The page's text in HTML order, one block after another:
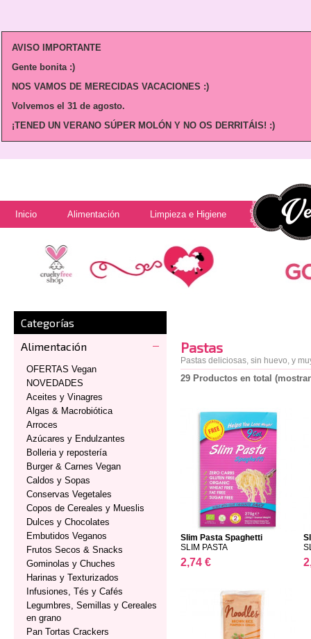
AVISO IMPORTANTE
Gente bonita :)
NOS VAMOS DE MERECIDAS VACACIONES :)
Volvemos el 31 de agosto.
¡TENED UN VERANO SÚPER MOLÓN Y NO OS DERRITÁIS! :)
Inicio Alimentación Limpieza e Higiene
Categorías
Alimentación
OFERTAS Vegan
NOVEDADES
Aceites y Vinagres
Algas & Macrobiótica
Arroces
Azúcares y Endulzantes
Bolleria y repostería
Burger & Carnes Vegan
Caldos y Sopas
Conservas Vegetales
Copos de Cereales y Mueslis
Dulces y Chocolates
Embutidos Veganos
Frutos Secos & Snacks
Gominolas y Chuches
Harinas y Texturizados
Infusiones, Tés y Cafés
Legumbres, Semillas y Cereales
en grano
Pan Tortas Crackers
Pastas
Pastas deliciosas, sin huevo, y
29 Productos en total
Slim Pasta Spaghetti
SLIM PASTA
2,74 €